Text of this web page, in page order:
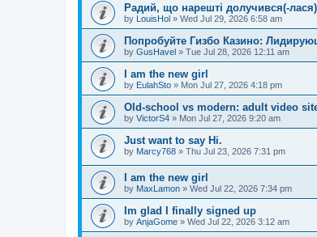
Радий, що нарешті долучився(-
by LouisHol » Wed Jul 29, 2026 6:58 am
Попробуйте Гизбо Казино:
by GusHavel » Tue Jul 28, 2026 12:11 am
I am the new girl
by EulahSto » Mon Jul 27, 2026 4:18 pm
Old-school vs modern: adult video
by VictorS4 » Mon Jul 27, 2026 9:20 am
Just want to say Hi.
by Marcy768 » Thu Jul 23, 2026 7:31 pm
I am the new girl
by MaxLamon » Wed Jul 22, 2026 7:34 pm
Im glad I finally signed up
by AnjaGome » Wed Jul 22, 2026 3:12 am